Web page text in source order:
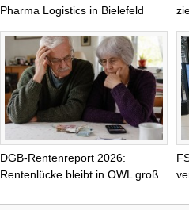
Pharma Logistics in Bielefeld
DGB-Rentenreport 2026:
Rentenlücke bleibt in OWL groß